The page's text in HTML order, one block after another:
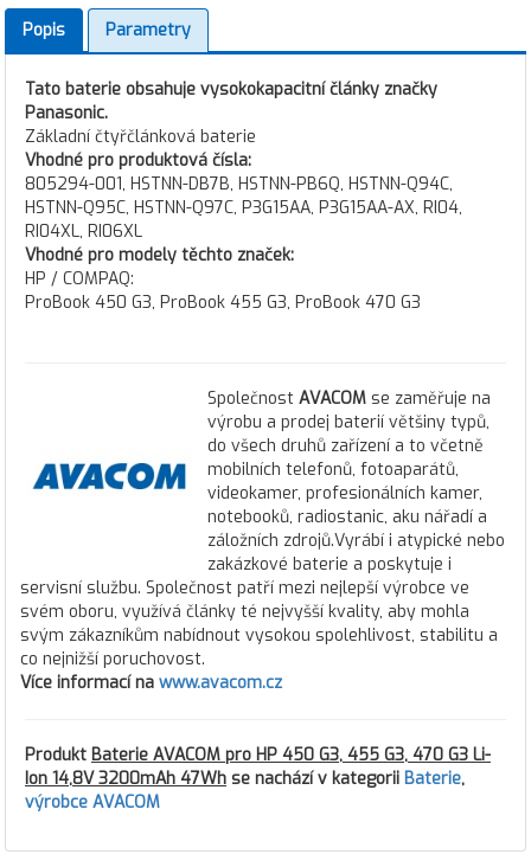
Popis Parametry
Tato baterie obsahuje vysokokapacitní články značky
Panasonic.
Základní čtyřčlánková baterie
Vhodné pro produktová čísla:
805294-001, HSTNN-DB7B, HSTNN-PB6Q, HSTNN-Q94C,
HSTNN-Q95C, HSTNN-Q97C, P3G15AA, P3G15AA-AX, RI04,
RI04XL, RI06XL
Vhodné pro modely těchto značek:
HP / COMPAQ:
ProBook 450 G3, ProBook 455 G3, ProBook 470 G3
Společnost AVACOM se zaměřuje na
výrobu a prodej baterií většiny typů,
do všech druhů zařízení a to včetně
mobilních telefonů, fotoaparátů,
videokamer, profesionálních kamer,
notebooků, radiostanic, aku nářadí a
záložních zdrojů.Vyrábí i atypické nebo
zakázkové baterie a poskytuje i
servisní službu. Společnost patří mezi nejlepší výrobce ve
svém oboru, využívá články té nejvyšší kvality, aby mohla
svým zákazníkům nabídnout vysokou spolehlivost, stabilitu a
co nejnižší poruchovost.
Více informací na www.avacom.cz
Produkt Baterie AVACOM pro HP 450 G3, 455 G3, 470 G3 Li-
Ion 14,8V 3200mAh 47Wh se nachází v kategorii Baterie,
výrobce AVACOM